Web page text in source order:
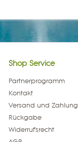
Shop Service
Partnerprogramm
Kontakt
Versand und
Rückgabe
Widerrufsrecht